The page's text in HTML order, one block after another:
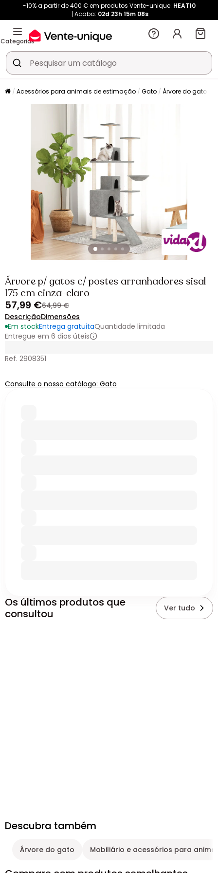
-10% a partir de 400 € em produtos Vente-unique: HEAT10
Acaba: 02d 23h 15m 08s
Categorias
Acessórios para animais de estimação Gato Árvore do gato
Árvore p/ gatos c/ postes arranhadores sisal
175 cm cinza-claro
57,99 €64,99 €
DescriçãoDimensões
Em stockEntrega gratuitaQuantidade limitada
Entregue em 6 dias úteis
Ref. 2908351
Consulte o nosso catálogo: Gato
Os últimos produtos que
consultou
Ver tudo
Descubra também
Árvore do gato Mobiliário e acessórios para